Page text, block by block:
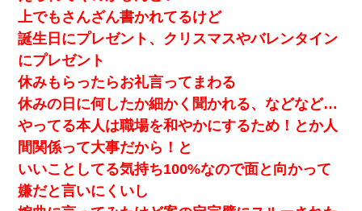
上でもさんざん書かれてるけど
誕生日にプレゼント、クリスマスやバレンタイン
にプレゼント
休みもらったらお礼言ってまわる
休みの日に何したか細かく聞かれる、などなど…
やってる本人は職場を和やかにするため！とか人
間関係って大事だから！と
いいことしてる気持ち100%なので面と向かって
嫌だと言いにくいし